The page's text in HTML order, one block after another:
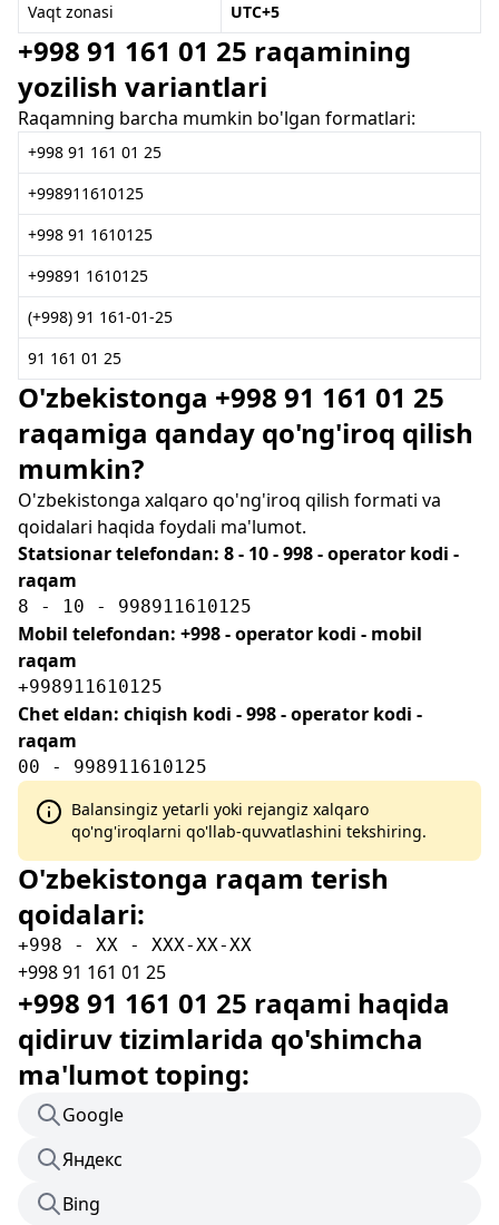
Vaqt zonasi
UTC+5
+998 91 161 01 25 raqamining
yozilish variantlari
Raqamning barcha mumkin bo'lgan formatlari:
+998 91 161 01 25
+998911610125
+998 91 1610125
+99891 1610125
(+998) 91 161-01-25
91 161 01 25
O'zbekistonga +998 91 161 01 25
raqamiga qanday qo'ng'iroq qilish
mumkin?
O'zbekistonga xalqaro qo'ng'iroq qilish formati va
qoidalari haqida foydali ma'lumot.
Statsionar telefondan: 8 - 10 - 998 - operator kodi -
raqam
8 - 10 - 998911610125
Mobil telefondan: +998 - operator kodi - mobil
raqam
+998911610125
Chet eldan: chiqish kodi - 998 - operator kodi -
raqam
00 - 998911610125
Balansingiz yetarli yoki rejangiz xalqaro
qo'ng'iroqlarni qo'llab-quvvatlashini tekshiring.
O'zbekistonga raqam terish
qoidalari:
+998 - XX - XXX-XX-XX
+998 91 161 01 25
+998 91 161 01 25 raqami haqida
qidiruv tizimlarida qo'shimcha
ma'lumot toping:
Google
Яндекс
Bing